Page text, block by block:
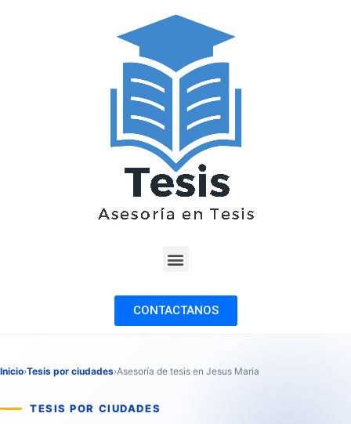
CONTACTANOS
Inicio›Tesis por ciudades›Asesoría de tesis en Jesus Maria
TESIS POR CIUDADES